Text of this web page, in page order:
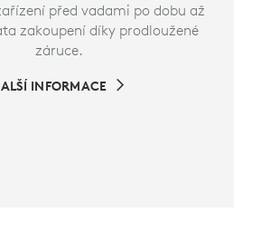
před vadami po dobu až
zakoupení díky prodloužené
záruce.
INFORMACE